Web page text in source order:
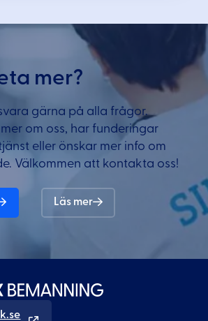
mer?
gärna på alla frågor.
om oss, har funderingar
eller önskar mer info om
Välkommen att kontakta oss!
Läs mer